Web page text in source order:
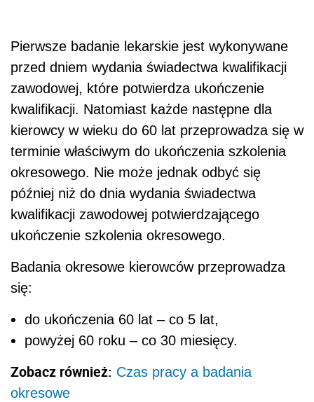
Pierwsze badanie lekarskie jest wykonywane
przed dniem wydania świadectwa kwalifikacji
zawodowej, które potwierdza ukończenie
kwalifikacji. Natomiast każde następne dla
kierowcy w wieku do 60 lat przeprowadza się w
terminie właściwym do ukończenia szkolenia
okresowego. Nie może jednak odbyć się
później niż do dnia wydania świadectwa
kwalifikacji zawodowej potwierdzającego
ukończenie szkolenia okresowego.
Badania okresowe kierowców przeprowadza
się:
do ukończenia 60 lat – co 5 lat,
powyżej 60 roku – co 30 miesięcy.
Zobacz również: Czas pracy a badania
okresowe